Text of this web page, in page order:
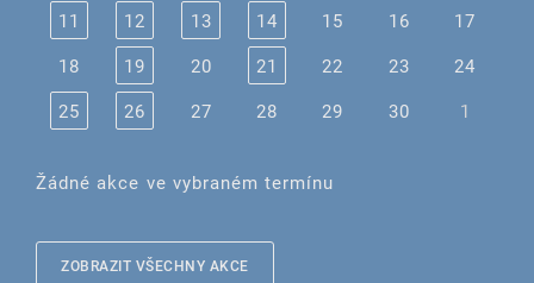
11
12 13 14 15 16
17
18
19 20 21 22 23
24
25
26 27 28 29 30 1
Žádné akce ve vybraném termínu
ZOBRAZIT VŠECHNY AKCE